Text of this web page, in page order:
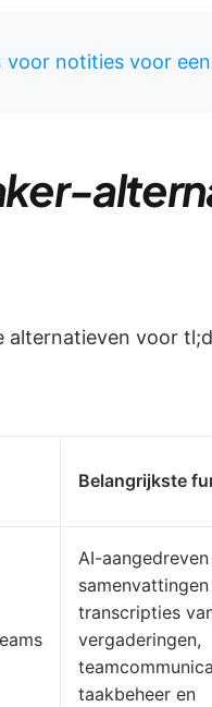
voor notities voor
alternatieven voor
Belangrijkste
AI-aangedreven
transcripties
vergaderingen,
taakbeheer en